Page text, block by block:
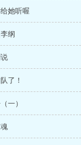
她听喔
纲
了！
一）